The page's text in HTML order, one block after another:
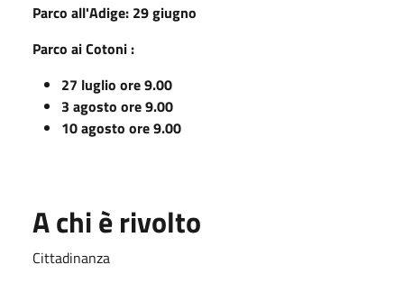
Parco all'Adige: 29 giugno
Parco ai Cotoni :
27 luglio ore 9.00
3 agosto ore 9.00
10 agosto ore 9.00
A chi è rivolto
Cittadinanza